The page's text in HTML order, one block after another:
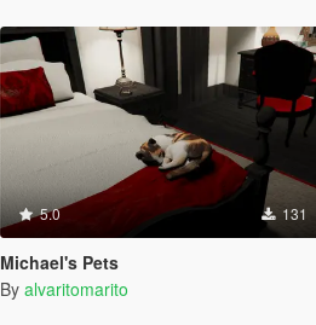
5.0 131
Michael's Pets
By alvaritomarito